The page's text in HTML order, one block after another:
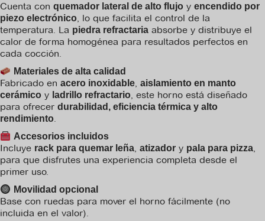
Cuenta con quemador lateral de alto flujo y encendido por
piezo electrónico, lo que facilita el control de la
temperatura. La piedra refractaria absorbe y distribuye el
calor de forma homogénea para resultados perfectos en
cada cocción.
Materiales de alta calidad
Fabricado en acero inoxidable, aislamiento en manto
cerámico y ladrillo refractario, este horno está diseñado
para ofrecer durabilidad, eficiencia térmica y alto
rendimiento.
Accesorios incluidos
Incluye rack para quemar leña, atizador y pala para pizza,
para que disfrutes una experiencia completa desde el
primer uso.
Movilidad opcional
Base con ruedas para mover el horno fácilmente (no
incluida en el valor).